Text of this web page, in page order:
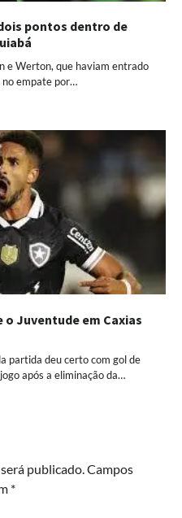
pontos dentro de
e Werton, que haviam entrado
no empate por…
Juventude em Caxias
partida deu certo com gol de
após a eliminação da…
publicado. Campos
*